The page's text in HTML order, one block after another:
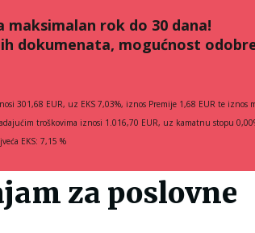
rok do 30 dana!
dokumenata, mogućnost
301,68 EUR, uz EKS 7,03%, iznos Premije 1,68 EUR te iznos
troškovima iznosi 1.016,70 EUR, uz kamatnu stopu
EKS: 7,15 %
za poslovne